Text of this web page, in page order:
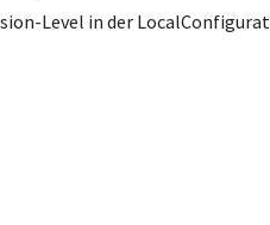
Level in der